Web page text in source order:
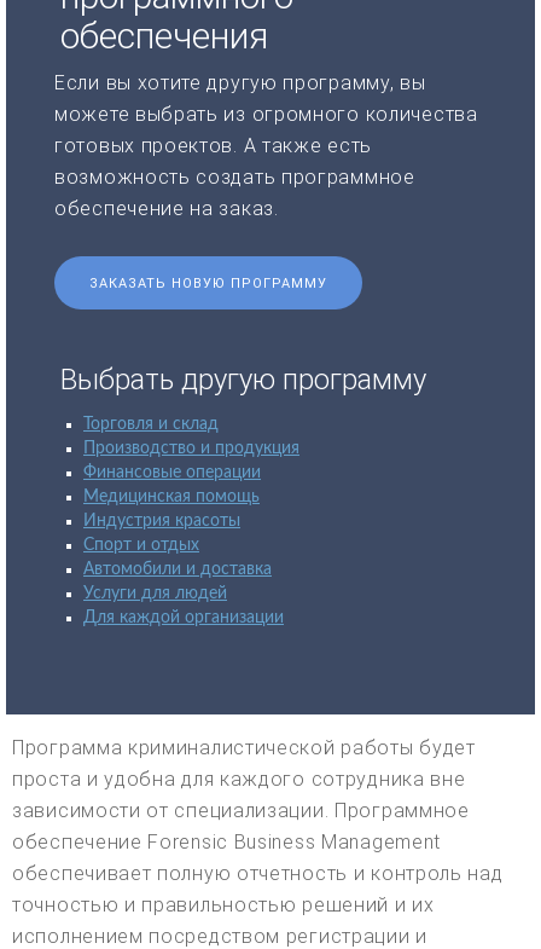
обеспечения
Если вы хотите другую программу, вы
можете выбрать из огромного количества
готовых проектов. А также есть
возможность создать программное
обеспечение на заказ.
ЗАКАЗАТЬ НОВУЮ ПРОГРАММУ
Выбрать другую программу
Торговля и склад
Производство и продукция
Финансовые операции
Медицинская помощь
Индустрия красоты
Спорт и отдых
Автомобили и доставка
Услуги для людей
Для каждой организации
Программа криминалистической работы будет
проста и удобна для каждого сотрудника вне
зависимости от специализации. Программное
обеспечение Forensic Business Management
обеспечивает полную отчетность и контроль над
точностью и правильностью решений и их
исполнением посредством регистрации и